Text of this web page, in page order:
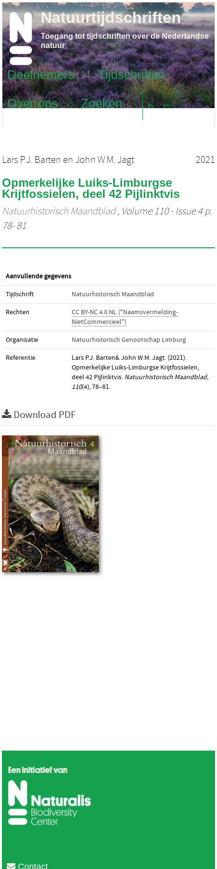
Deelnemers
Tijdschriften
Over ons
Zoeken NL EN
Natuurtijdschriften
Toegang tot tijdschriften over de Nederlandse
natuur
Lars P.J. Barten en John W.M. Jagt 2021
Opmerkelijke Luiks-Limburgse
Krijtfossielen, deel 42 Pijlinktvis
Natuurhistorisch Maandblad, Volume 110 - Issue 4 p.
78- 81
Aanvullende gegevens
Tijdschrift Natuurhistorisch Maandblad
Rechten
CC BY-NC 4.0 NL ("Naamsvermelding-
NietCommercieel")
Organisatie Natuurhistorisch Genootschap Limburg
Referentie
Lars P.J. Barten& John W.M. Jagt. (2021).
Opmerkelijke Luiks-Limburgse Krijtfossielen,
deel 42 Pijlinktvis. Natuurhistorisch Maandblad,
110(4), 78–81.
Download PDF
Contact